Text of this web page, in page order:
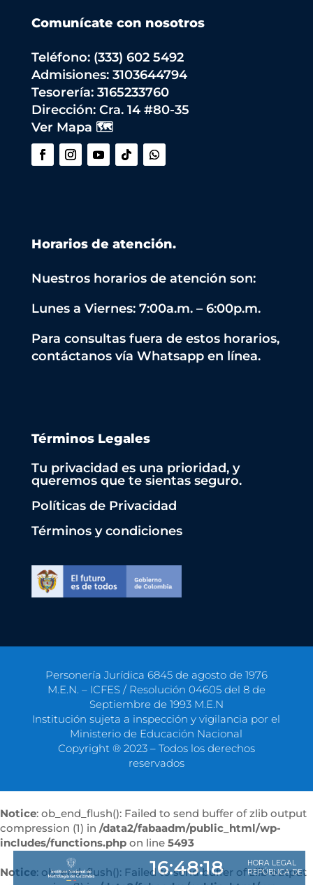
Comunícate con nosotros
Teléfono: (333) 602 5492
Admisiones: 3103644794
Tesorería: 3165233760
Dirección: Cra. 14 #80-35
Ver Mapa 🗺️
Horarios de atención.
Nuestros horarios de atención son:
Lunes a Viernes: 7:00a.m. – 6:00p.m.
Para consultas fuera de estos horarios,
contáctanos vía Whatsapp en línea.
Términos Legales
Tu privacidad es una prioridad, y
queremos que te sientas seguro.
Políticas de Privacidad
Términos y condiciones
Personería Jurídica 6845 de agosto de 1976
M.E.N. – ICFES / Resolución 04605 del 8 de
Septiembre de 1993 M.E.N
Institución sujeta a inspección y vigilancia por el
Ministerio de Educación Nacional
Copyright ® 2023 – Todos los derechos
reservados
Notice: ob_end_flush(): Failed to send buffer of zlib output
compression (1) in /data2/fabaadm/public_html/wp-
includes/functions.php on line 5493
Notice: ob_end_flush(): Failed to send buffer of zlib output